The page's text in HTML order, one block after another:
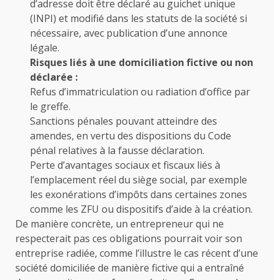
d’adresse doit être déclaré au guichet unique
(INPI) et modifié dans les statuts de la société si
nécessaire, avec publication d’une annonce
légale.
Risques liés à une domiciliation fictive ou non
déclarée :
Refus d’immatriculation ou radiation d’office par
le greffe.
Sanctions pénales pouvant atteindre des
amendes, en vertu des dispositions du Code
pénal relatives à la fausse déclaration.
Perte d’avantages sociaux et fiscaux liés à
l’emplacement réel du siège social, par exemple
les exonérations d’impôts dans certaines zones
comme les ZFU ou dispositifs d’aide à la création.
De manière concrète, un entrepreneur qui ne
respecterait pas ces obligations pourrait voir son
entreprise radiée, comme l’illustre le cas récent d’une
société domiciliée de manière fictive qui a entraîné